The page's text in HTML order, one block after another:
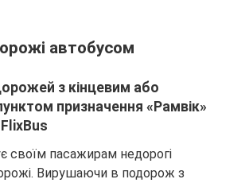
автобусом
з кінцевим або
призначення «Рамвік»
своїм пасажирам недорогі
Вирушаючи в подорож з